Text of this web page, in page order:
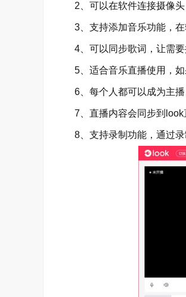
2、可以在软件连接摄像头
3、支持添加音乐功能，在
4、可以同步歌词，让需要
5、适合音乐直播使用，如
6、每个人都可以成为主播
7、直播内容会同步到look
8、支持录制功能，通过录